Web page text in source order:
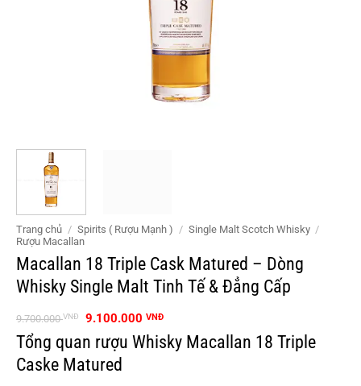
Trang chủ / Spirits ( Rượu Mạnh ) / Single Malt Scotch Whisky /
Rượu Macallan
Macallan 18 Triple Cask Matured – Dòng
Whisky Single Malt Tinh Tế & Đẳng Cấp
9.700.000VNĐ
Giá
là:
9.700.000 VNĐ.
9.100.000 VNĐGiá
tại
Tổng quan rượu Whisky Macallan 18 Triple
Caske Matured